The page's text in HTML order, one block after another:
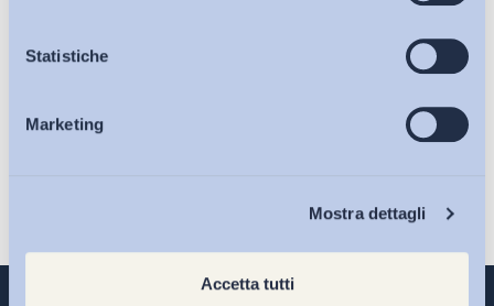
Statistiche
Marketing
Mostra dettagli
Accetta tutti
Osservatori
Eventi
sulla pagina della
Iscriviti